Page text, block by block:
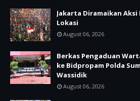
Jakarta Diramaikan Aksi
Lokasi
August 06, 2026
Berkas Pengaduan
ke Bidpropam Polda
Wassidik
August 06, 2026